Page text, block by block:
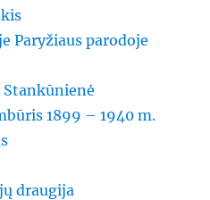
Paryžiaus parodoje
1899 – 1940 m.
draugija